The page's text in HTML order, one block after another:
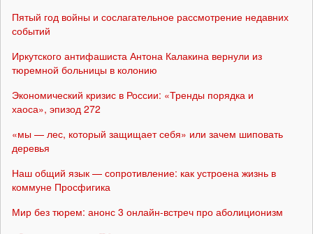
Пятый год войны и сослагательное рассмотрение недавних
событий
Иркутского антифашиста Антона Калакина вернули из
тюремной больницы в колонию
Экономический кризис в России: «Тренды порядка и
хаоса», эпизод 272
«мы — лес, который защищает себя» или зачем шиповать
деревья
Наш общий язык — сопротивление: как устроена жизнь в
коммуне Просфигика
Мир без тюрем: анонс 3 онлайн-встреч про аболиционизм